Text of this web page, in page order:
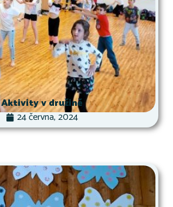
Aktivity v družině
24 června, 2024